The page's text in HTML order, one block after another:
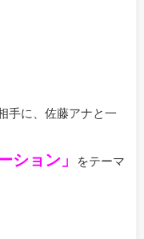
手に、佐藤アナと一
ション」
をテーマ